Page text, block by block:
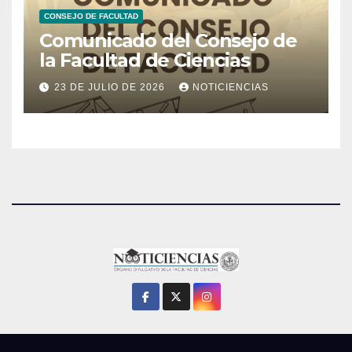
CONSEJO DE FACULTAD
Comunicado del Consejo de
la Facultad de Ciencias
23 DE JULIO DE 2026 NOTICIENCIAS